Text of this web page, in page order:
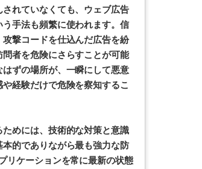
れていなくても、ウェブ広告
手法も頻繁に使われます。信
撃コードを仕込んだ広告を紛
者を危険にさらすことが可能
ずの場所が、一瞬にして悪意
経験だけで危険を察知するこ
めには、技術的な対策と意識
的でありながら最も強力な防
リケーションを常に最新の状態